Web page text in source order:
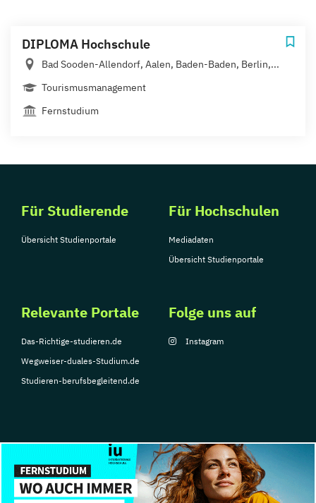
DIPLOMA Hochschule
Bad Sooden-Allendorf, Aalen, Baden-Baden, Berlin,...
Tourismusmanagement
Fernstudium
Für Studierende
Übersicht Studienportale
Für Hochschulen
Mediadaten
Übersicht Studienportale
Relevante Portale
Das-Richtige-studieren.de
Wegweiser-duales-Studium.de
Studieren-berufsbegleitend.de
Folge uns auf
Instagram
© Copyright 2026, TarGroup Media GmbH
Impressum
Über Datenschutzerklärung Nutzungsbedingungen